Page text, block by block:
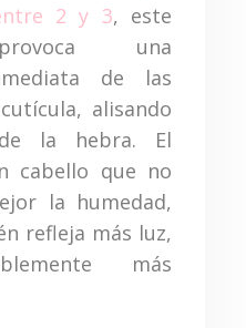
2 y 3, este
una
de las
alisando
la hebra. El
cabello que no
la humedad,
refleja más luz,
más